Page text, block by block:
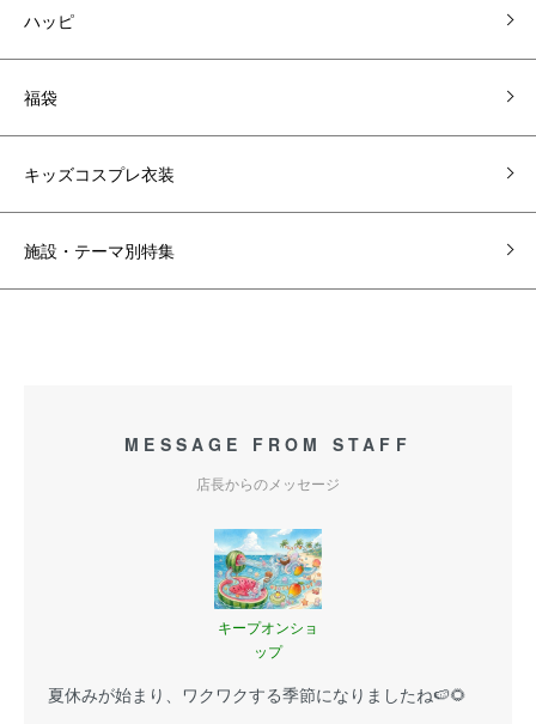
ハッピ
福袋
キッズコスプレ衣装
施設・テーマ別特集
MESSAGE FROM STAFF
店長からのメッセージ
キープオンショ
ップ
夏休みが始まり、ワクワクする季節になりましたね🍉🌻